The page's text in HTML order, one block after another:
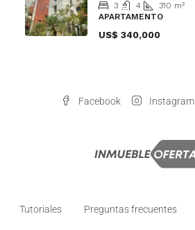
3 4 310 m²
APARTAMENTO
US$ 340,000
Facebook Instagram
Tutoriales Preguntas frecuentes